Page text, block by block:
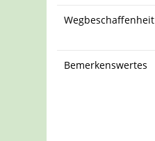
Wegbeschaffenheit
Bemerkenswertes